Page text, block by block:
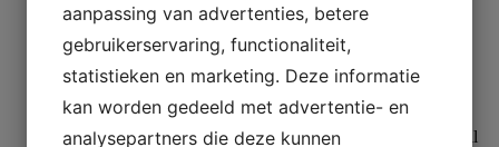
Aka-NoStick Powder
Meer lezen
aanpassing van advertenties, betere
gebruikerservaring, functionaliteit,
statistieken en marketing. Deze informatie
kan worden gedeeld met advertentie- en
analysepartners die deze kunnen